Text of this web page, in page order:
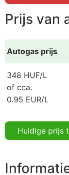
Prijs van
Autogas prijs
348 HUF/L
of cca.
0.95 EUR/L
Huidige prijs